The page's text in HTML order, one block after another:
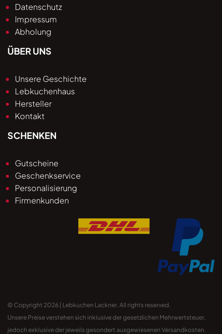
Datenschutz
Impressum
Abholung
ÜBER UNS
Unsere Geschichte
Lebkuchenhaus
Hersteller
Kontakt
SCHENKEN
Gutscheine
Geschenkservice
Personalisierung
Firmenkunden
© Copyright 2026 | Lebkuchen Lackner. All rights reserved.
Unsere Preise verstehen sich inklusive der gesetzlichen Mehrwertsteuer,
jedoch exklusive der jeweils gesondert ausgewiesenen Versandkosten.